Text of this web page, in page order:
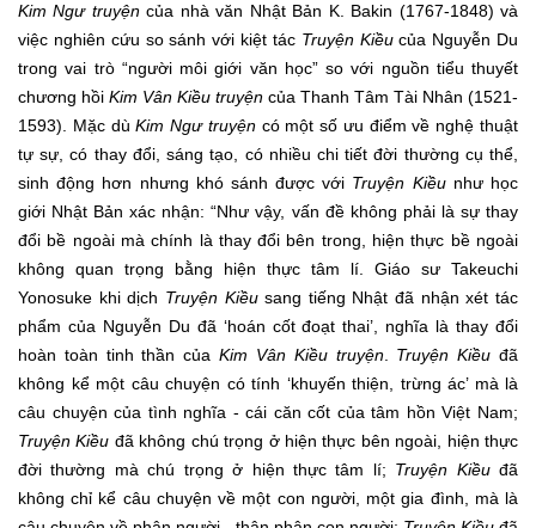
Kim Ngư truyệncủa nhà văn Nhật Bản K. Bakin (1767-1848) và
việc nghiên cứu so sánh với kiệt tác Truyện Kiềucủa Nguyễn Du
trong vai trò “người môi giới văn học” so với nguồn tiểu thuyết
chương hồi Kim Vân Kiều truyện của Thanh Tâm Tài Nhân (1521-
1593). Mặc dùKim Ngư truyệncó một số ưu điểm về nghệ thuật
tự sự, có thay đổi, sáng tạo, có nhiều chi tiết đời thường cụ thể,
sinh động hơn nhưng khó sánh được với Truyện Kiềunhư học
giới Nhật Bản xác nhận: “Như vậy, vấn đề không phải là sự thay
đổi bề ngoài mà chính là thay đổi bên trong, hiện thực bề ngoài
không quan trọng bằng hiện thực tâm lí. Giáo sư Takeuchi
Yonosuke khi dịch Truyện Kiềusang tiếng Nhật đã nhận xét tác
phẩm của Nguyễn Du đã ‘hoán cốt đoạt thai’, nghĩa là thay đổi
hoàn toàn tinh thần củaKim Vân Kiều truyện. Truyện Kiều đã
không kể một câu chuyện có tính ‘khuyến thiện, trừng ác’ mà là
câu chuyện của tình nghĩa - cái căn cốt của tâm hồn Việt Nam;
Truyện Kiều đã không chú trọng ở hiện thực bên ngoài, hiện thực
đời thường mà chú trọng ở hiện thực tâm lí; Truyện Kiềuđã
không chỉ kể câu chuyện về một con người, một gia đình, mà là